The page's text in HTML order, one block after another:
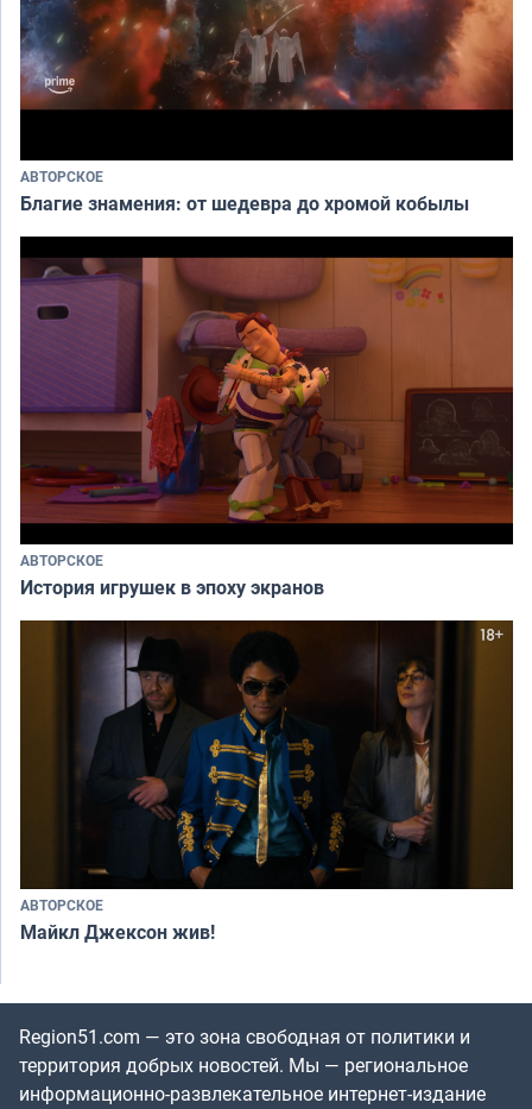
АВТОРСКОЕ
Благие знамения: от шедевра до хромой кобылы
АВТОРСКОЕ
История игрушек в эпоху экранов
АВТОРСКОЕ
Майкл Джексон жив!
Region51.com — это зона свободная от политики и
территория добрых новостей. Мы — региональное
информационно-развлекательное интернет-издание